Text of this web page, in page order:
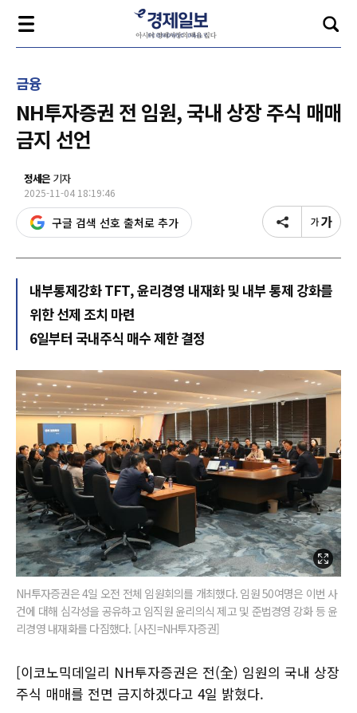
금융
NH투자증권 전 임원, 국내 상장 주식 매매
금지 선언
정세은 기자
2025-11-04 18:19:46
구글 검색 선호 출처로 추가
내부통제강화 TFT, 윤리경영 내재화 및 내부 통제 강화를
위한 선제 조치 마련
6일부터 국내주식 매수 제한 결정
NH투자증권은 4일 오전 전체 임원회의를 개최했다. 임원 50여명은 이번 사
건에 대해 심각성을 공유하고 임직원 윤리의식 제고 및 준법경영 강화 등 윤
리경영 내재화를 다짐했다. [사진=NH투자증권]
[이코노믹데일리 NH투자증권은 전(全) 임원의 국내 상장
주식 매매를 전면 금지하겠다고 4일 밝혔다.